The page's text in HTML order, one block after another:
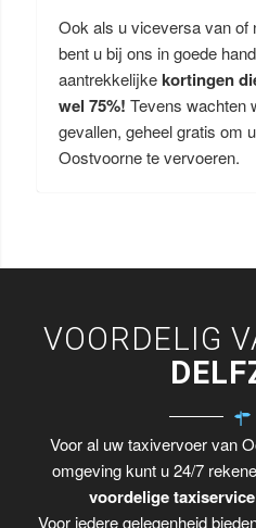
Ook als u viceversa van of
bent u bij ons in goede
aantrekkelijkekortingen
wel 75%! Tevens wachten
gevallen, geheel gratis om
Oostvoorne te vervoeren.
VOORDELIG
Voor al uw taxivervoer van
omgeving kunt u 24/7
voordelige
Voor iedere gelegenheid